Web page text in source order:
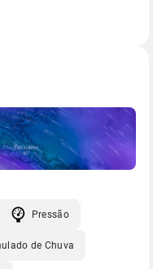
Pressão
de Chuva